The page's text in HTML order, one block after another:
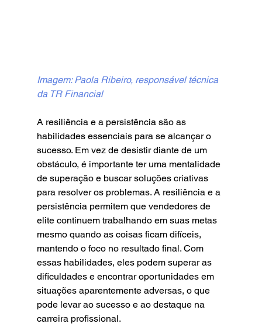
Imagem: Paola Ribeiro, responsável técnica
da TR Financial
A resiliência e a persistência são as
habilidades essenciais para se alcançar o
sucesso. Em vez de desistir diante de um
obstáculo, é importante ter uma mentalidade
de superação e buscar soluções criativas
para resolver os problemas. A resiliência e a
persistência permitem que vendedores de
elite continuem trabalhando em suas metas
mesmo quando as coisas ficam difíceis,
mantendo o foco no resultado final. Com
essas habilidades, eles podem superar as
dificuldades e encontrar oportunidades em
situações aparentemente adversas, o que
pode levar ao sucesso e ao destaque na
carreira profissional.